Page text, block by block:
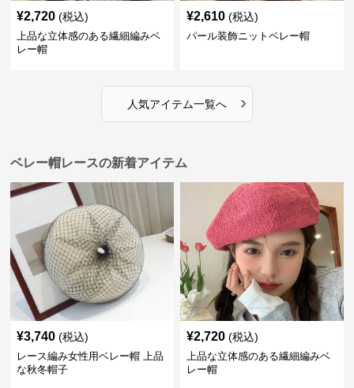
¥2,720 (税込)
上品な立体感のある繊細編みベ
レー帽
¥2,610 (税込)
パール装飾ニットベレー帽
人気アイテム一覧へ ›
ベレー帽レースの新着アイテム
¥3,740 (税込)
レース編み女性用ベレー帽 上品
な秋冬帽子
¥2,720 (税込)
上品な立体感のある繊細編みベ
レー帽